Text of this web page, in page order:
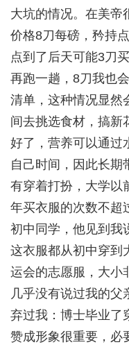
大坑的情况。在美帝
价格8刀每磅，矜持
点到了后天可能3刀
再跑一趟，8刀我也
清单，这种情况显然
间去挑选食材，搞新
好了，营养可以通过
自己时间，因此长期
有穿着打扮，大学以
年买衣服的次数不超
初中同学，他见到我
这衣服都从初中穿到
运会的志愿服，大小
几乎没有说过我的父
弃过我：博士毕业了
赞成形象很重要，必